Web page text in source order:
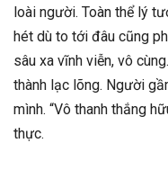
loài người. Toàn thể lý
hét dù to tới đâu cũng
sâu xa vĩnh viễn, vô
thành lạc lõng. Người
mình. “Vô thanh thắng
thực.